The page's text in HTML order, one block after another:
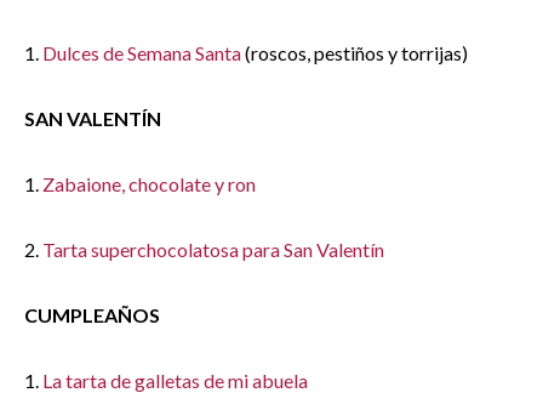
1. Dulces de Semana Santa(roscos, pestiños y torrijas)
SAN VALENTÍN
1. Zabaione, chocolate y ron
2. Tarta superchocolatosa para San Valentín
CUMPLEAÑOS
1. La tarta de galletas de mi abuela